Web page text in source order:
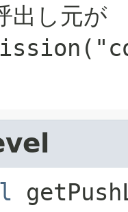
出し元が